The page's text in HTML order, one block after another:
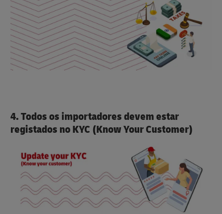
4. Todos os importadores devem estar
registados no KYC (Know Your Customer)